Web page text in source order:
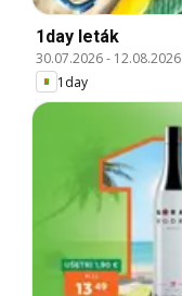
1day leták
30.07.2026- 12.08.2026
1day